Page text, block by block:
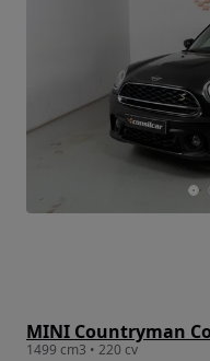
MINI Countryman
1499 cm3 • 220 cv